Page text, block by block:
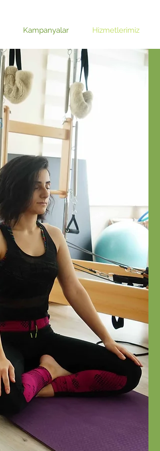
Kampanyalar Hizmetlerimiz